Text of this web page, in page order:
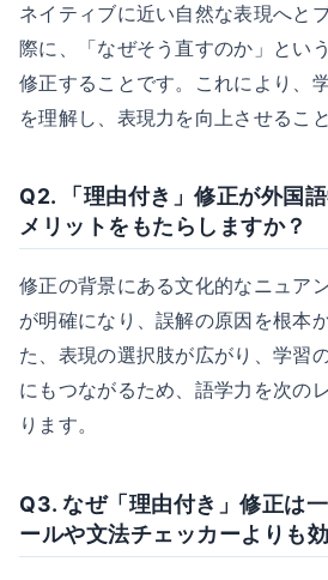
ネイティブに近い自然な表現へと
際に、「なぜそう直すのか」とい
修正することです。これにより、
を理解し、表現力を向上させるこ
Q2. 「理由付き」修正が外国
メリットをもたらしますか？
修正の背景にある文化的なニュア
が明確になり、誤解の原因を根本
た、表現の選択肢が広がり、学習
にもつながるため、語学力を次の
ります。
Q3. なぜ「理由付き」修正は
ールや文法チェッカーよりも